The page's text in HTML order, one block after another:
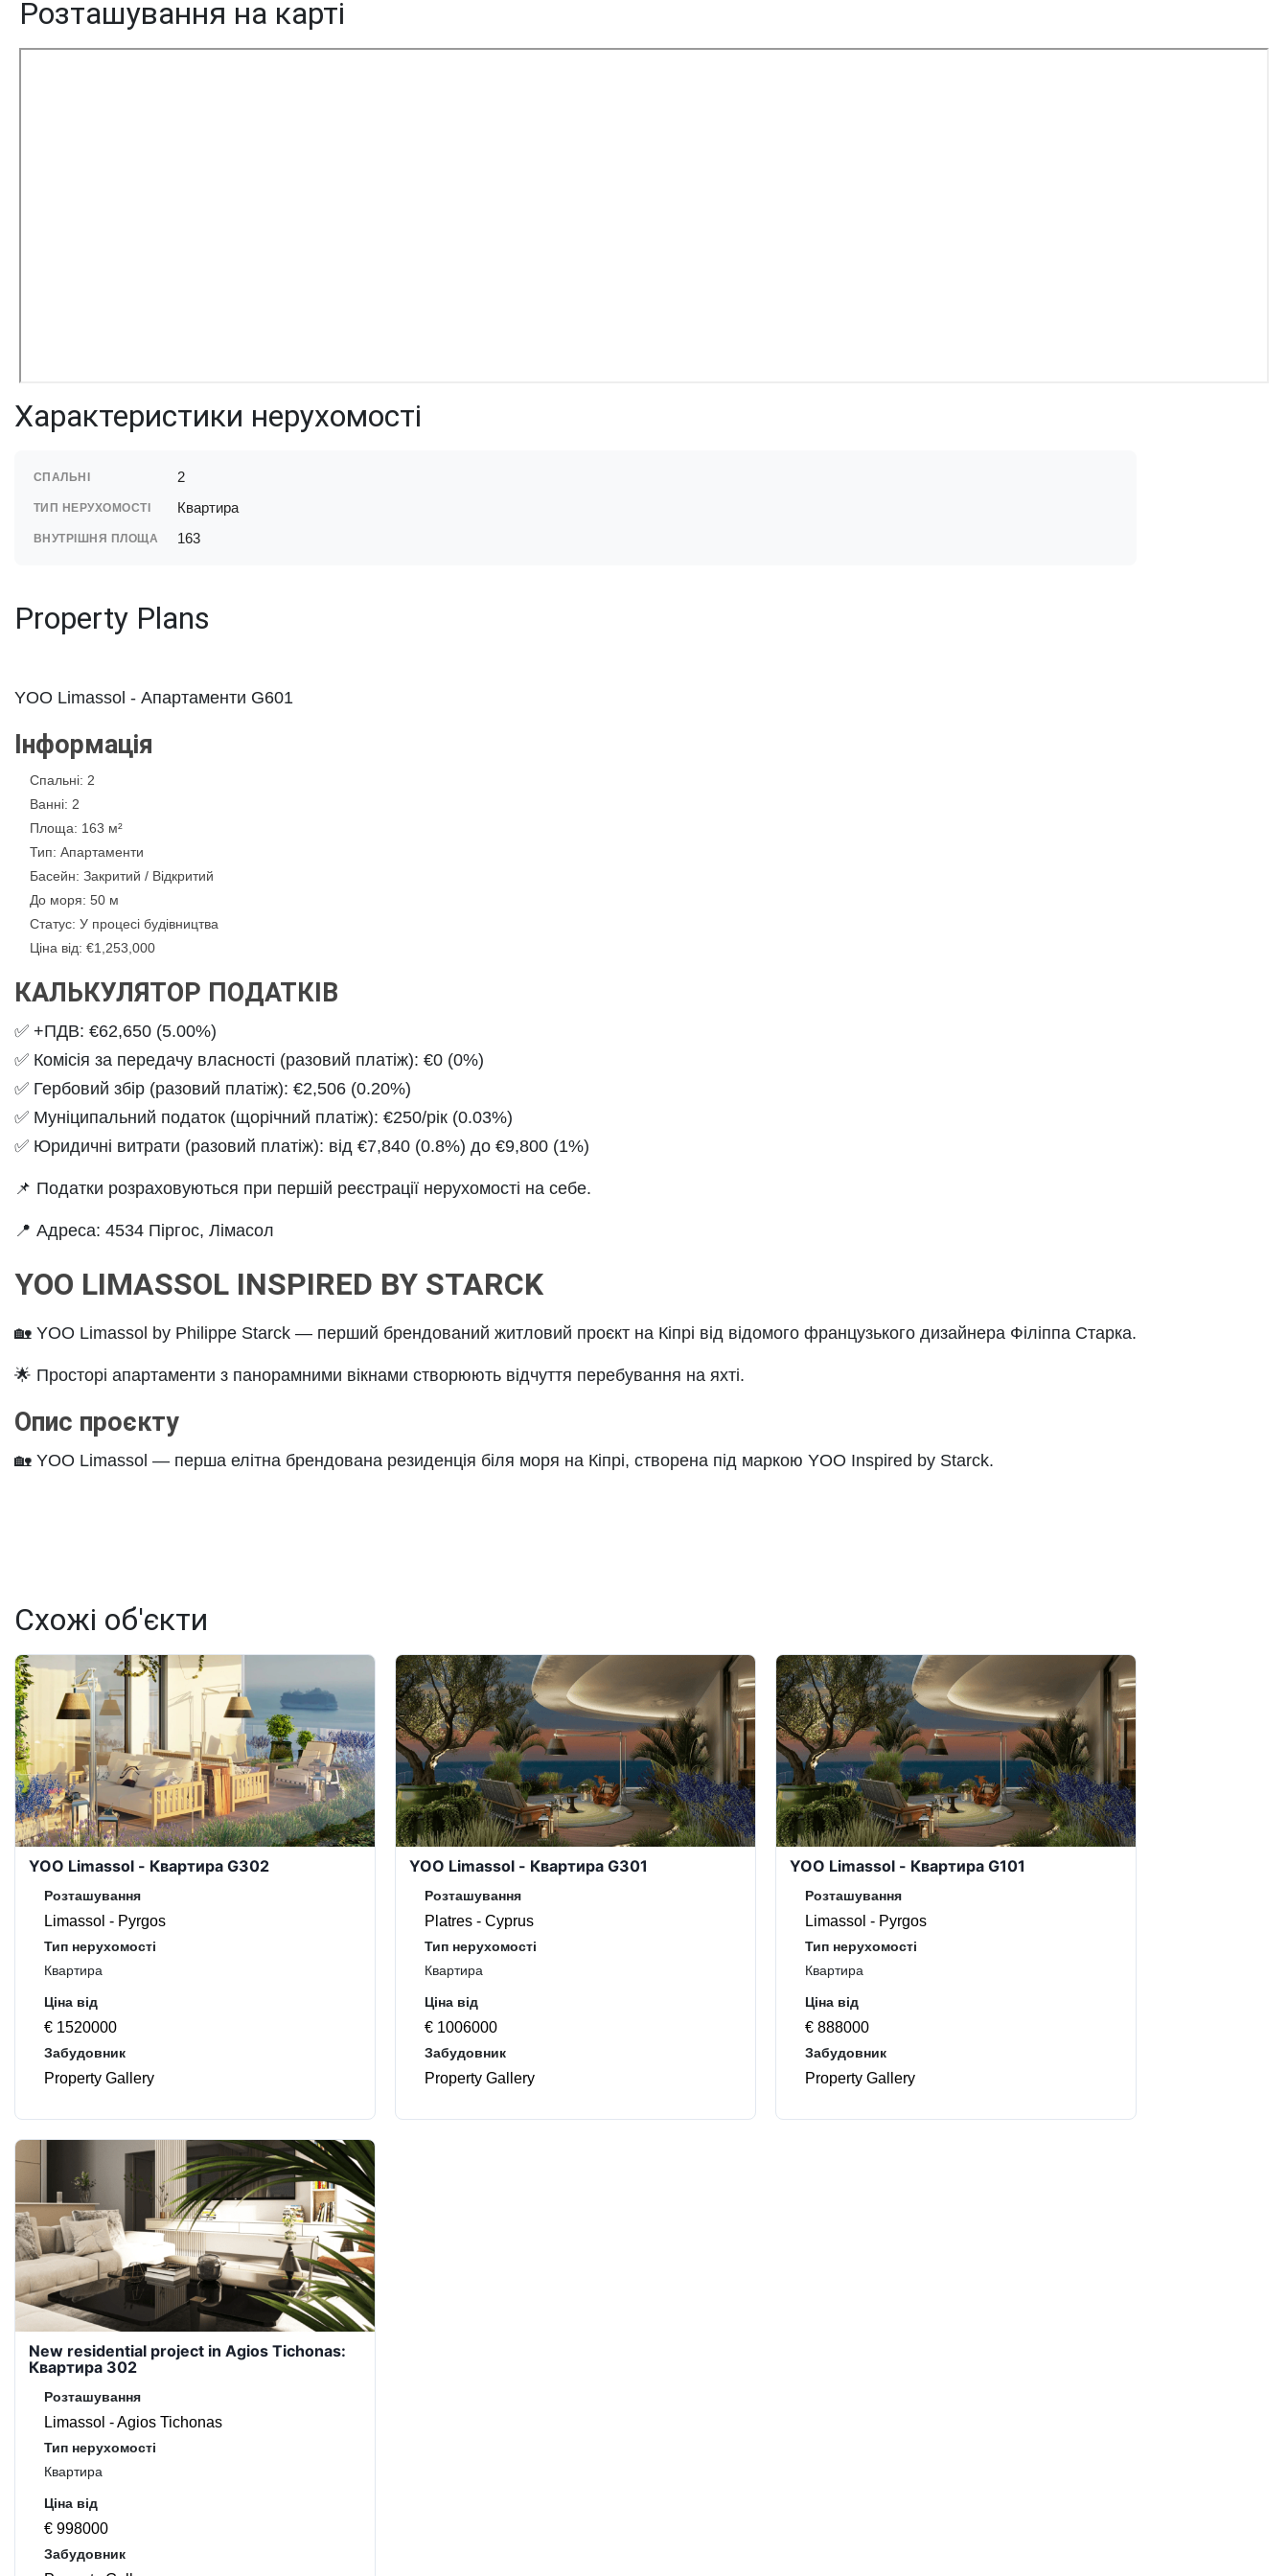
Розташування на карті
Характеристики нерухомості
СПАЛЬНІ 2
ТИП НЕРУХОМОСТІ Квартира
ВНУТРІШНЯ ПЛОЩА 163
Property Plans
YOO Limassol - Апартаменти G601
Інформація
Спальні: 2
Ванні: 2
Площа: 163 м²
Тип: Апартаменти
Басейн: Закритий / Відкритий
До моря: 50 м
Статус: У процесі будівництва
Ціна від: €1,253,000
КАЛЬКУЛЯТОР ПОДАТКІВ
✅ +ПДВ: €62,650 (5.00%)
✅ Комісія за передачу власності (разовий платіж): €0 (0%)
✅ Гербовий збір (разовий платіж): €2,506 (0.20%)
✅ Муніципальний податок (щорічний платіж): €250/рік (0.03%)
✅ Юридичні витрати (разовий платіж): від €7,840 (0.8%) до €9,800 (1%)
📌 Податки розраховуються при першій реєстрації нерухомості на себе.
📍 Адреса: 4534 Піргос, Лімасол
YOO LIMASSOL INSPIRED BY STARCK
🏡 YOO Limassol by Philippe Starck — перший брендований житловий проєкт на Кіпрі від відомого французького дизайнера Філіппа Старка.
🌟 Просторі апартаменти з панорамними вікнами створюють відчуття перебування на яхті.
Опис проєкту
🏡 YOO Limassol — перша елітна брендована резиденція біля моря на Кіпрі, створена під маркою YOO Inspired by Starck.
Схожі об'єкти
YOO Limassol - Квартира G302
Розташування
Limassol - Pyrgos
Тип нерухомості
Квартира
Ціна від
€ 1520000
Забудовник
Property Gallery
YOO Limassol - Квартира G301
Розташування
Platres - Cyprus
Тип нерухомості
Квартира
Ціна від
€ 1006000
Забудовник
Property Gallery
YOO Limassol - Квартира G101
Розташування
Limassol - Pyrgos
Тип нерухомості
Квартира
Ціна від
€ 888000
Забудовник
Property Gallery
New residential project in Agios Tichonas:
Квартира 302
Розташування
Limassol - Agios Tichonas
Тип нерухомості
Квартира
Ціна від
€ 998000
Забудовник